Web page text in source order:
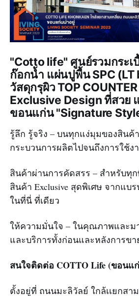
"Cotto life" ศูนย์รวมกระ
ก๊อกน้ำ แผ่นปูพื้น SPC (LT
วัสดุกรุผิว TOP
Exclusive Design ที่สวย
ขอนแก่น "Signature
รู้ลึก รู้จริง – บนทุกแง่มุมของสินค้
กระบวนการผลิตไปจนถึงการใช้ง
สินค้าผ่านการคัดสรร – สำหรับทุ
สินค้า Exclusive สุดพิเศษ จากแบ
ในที่นี่ ที่เดียว
ให้ความมั่นใจ – ในคุณภาพและม
และบริการทั้งก่อนและหลังการขา
สนใจติดต่อ COTTO Life (ขอน
ตั้งอยู่ที่ ถนนมะลิวัลย์ ใกล้เเยกสา